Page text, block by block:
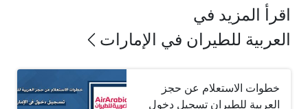
اقرأ المزيد في
العربية للطيران في الإمارات
خطوات الاستعلام عن حجز
العربية للطيران تسجيل دخول